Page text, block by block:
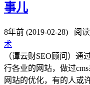
事儿
8年前 (2019-02-28) 阅
术
（谭云财SEO顾问）
行各业的网站，做过
网站的优化，有的人或